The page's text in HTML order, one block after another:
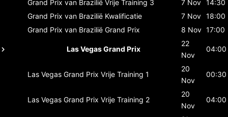
Grand Prix van Brazilië Vrije Training 3 7 Nov 14:30
Grand Prix van Brazilië Kwalificatie 7 Nov 18:00
Grand Prix van Brazilië Grand Prix 8 Nov 17:00
Las Vegas Grand Prix
22
Nov
04:00
Las Vegas Grand Prix Vrije Training 1
20
Nov
00:30
Las Vegas Grand Prix Vrije Training 2
20
Nov
04:00